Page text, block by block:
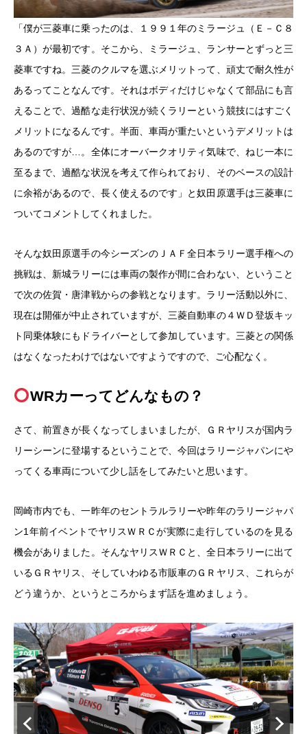
「僕が三菱車に乗ったのは、１９９１年のミラージュ（Ｅ－Ｃ８
３Ａ）が最初です。そこから、ミラージュ、ランサーとずっと三
菱車ですね。三菱のクルマを選ぶメリットって、頑丈で耐久性が
あるってことなんです。それはボディだけじゃなくて部品にも言
えることで、過酷な走行状況が続くラリーという競技にはすごく
メリットになるんです。半面、車両が重たいというデメリットは
あるのですが…。全体にオーバークオリティ気味で、ねじ一本に
至るまで、過酷な状況を考えて作られており、そのベースの設計
に余裕があるので、長く使えるのです」と奴田原選手は三菱車に
ついてコメントしてくれました。
そんな奴田原選手の今シーズンのＪＡＦ全日本ラリー選手権への
挑戦は、新城ラリーには車両の製作が間に合わない、ということ
で次の佐賀・唐津戦からの参戦となります。ラリー活動以外に、
現在は開催が中止されていますが、三菱自動車の４ＷＤ登坂キッ
ト同乗体験にもドライバーとして参加しています。三菱との関係
はなくなったわけではないですようですので、ご心配なく。
WRカーってどんなもの？
さて、前置きが長くなってしまいましたが、ＧＲヤリスが国内ラ
リーシーンに登場するということで、今回はラリージャパンにや
ってくる車両について少し話をしてみたいと思います。
岡崎市内でも、一昨年のセントラルラリーや昨年のラリージャパ
ン1年前イベントでヤリスＷＲＣが実際に走行しているのを見る
機会がありました。そんなヤリスＷＲＣと、全日本ラリーに出て
いるＧＲヤリス、そしていわゆる市販車のＧＲヤリス、これらが
どう違うか、というところからまず話を進めましょう。